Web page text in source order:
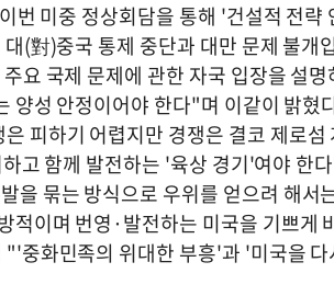
번 미중 정상회담을 통해 '건설적 전략
(對)중국 통제 중단과 대만 문제 불개
요 국제 문제에 관한 자국 입장을 설
양성 안정이어야 한다"며 이같이 밝혔
피하기 어렵지만 경쟁은 결코 제로
고 함께 발전하는 '육상 경기'여야 한
을 묶는 방식으로 우위를 얻으려 해서
적이며 번영·발전하는 미국을 기쁘게
중화민족의 위대한 부흥'과 '미국을